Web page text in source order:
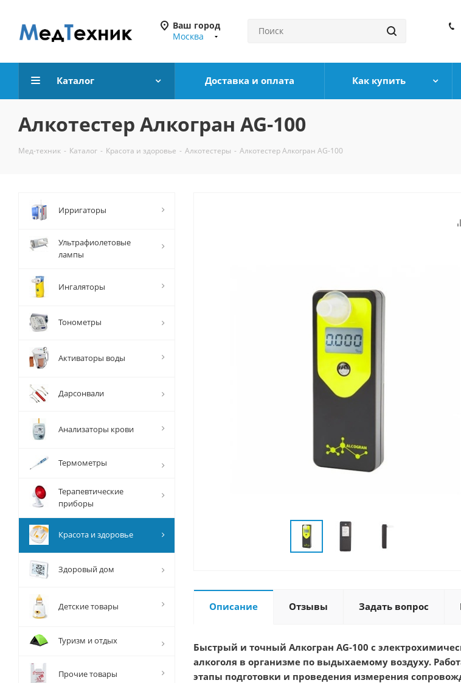
Ваш город
Москва
Каталог Доставка и оплата Как купить
Алкотестер Алкогран AG-100
Мед-техник - Каталог - Красота и здоровье - Алкотестеры - Алкотестер Алкогран AG-100
Описание Отзывы Задать вопрос
Быстрый и точный Алкогран AG-100 с
алкоголя в организме по выдыхаемому воздуху.
этапы подготовки и проведения измерения
Ирригаторы
Ультрафиолетовые
лампы
Ингаляторы
Тонометры
Активаторы воды
Дарсонвали
Анализаторы крови
Термометры
Терапевтические
приборы
Красота и здоровье
Здоровый дом
Детские товары
Туризм и отдых
Прочие товары